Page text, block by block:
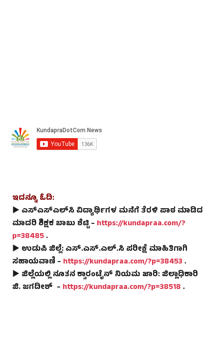
ಇದನ್ನೂ ಓದಿ:
► ಎಸ್‌ಎಸ್‌ಎಲ್‌ಸಿ ವಿದ್ಯಾರ್ಥಿಗಳ ಮನೆಗೆ ತೆರಳಿ ಪಾಠ ಮಾಡಿದ
ಮಾದರಿ ಶಿಕ್ಷಕ ಬಾಬು ಶೆಟ್ಟಿ – https://kundapraa.com/?
p=38485.
► ಉಡುಪಿ ಜಿಲ್ಲೆ: ಎಸ್.ಎಸ್.ಎಲ್.ಸಿ ಪರೀಕ್ಷೆ ಮಾಹಿತಿಗಾಗಿ
ಸಹಾಯವಾಣಿ – https://kundapraa.com/?p=38453.
► ಜಿಲ್ಲೆಯಲ್ಲಿ ನೂತನ ಕ್ವಾರಂಟೈನ್ ನಿಯಮ ಜಾರಿ: ಜಿಲ್ಲಾಧಿಕಾರಿ
ಜಿ. ಜಗದೀಶ್ – https://kundapraa.com/?p=38518 .